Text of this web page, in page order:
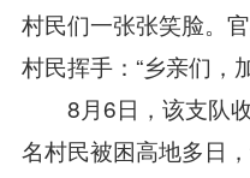
村民们一张张笑脸。
村民挥手：“乡亲们
8月6日，该支队收
名村民被困高地多日